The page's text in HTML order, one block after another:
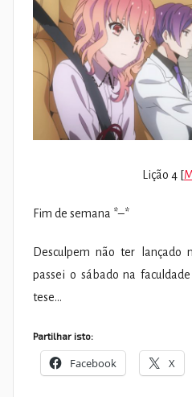
Lição 4 [
Fim de semana *–*
Desculpem não ter lançado
passei o sábado na
tese…
Partilhar isto:
Facebook X